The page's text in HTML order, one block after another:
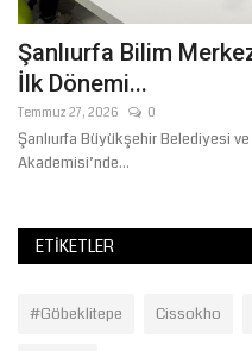
Şanlıurfa Bilim
İlk Dönemi...
Temmuz 27, 2026 0
Şanlıurfa Büyükşehir Belediyesi
Akademisi’nde...
ETIKETLER
#Göbeklitepe Cissokho